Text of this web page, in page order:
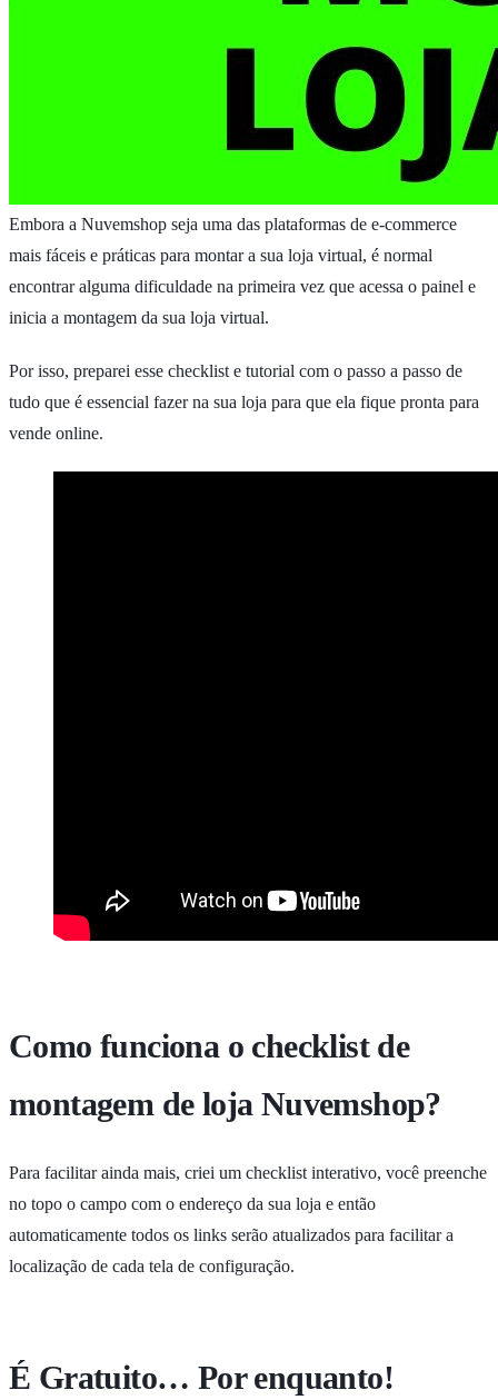
Embora a Nuvemshop seja uma das plataformas de e-commerce
mais fáceis e práticas para montar a sua loja virtual, é normal
encontrar alguma dificuldade na primeira vez que acessa o painel e
inicia a montagem da sua loja virtual.
Por isso, preparei esse checklist e tutorial com o passo a passo de
tudo que é essencial fazer na sua loja para que ela fique pronta para
vende online.
Como funciona o checklist de
montagem de loja Nuvemshop?
Para facilitar ainda mais, criei um checklist interativo, você preenche
no topo o campo com o endereço da sua loja e então
automaticamente todos os links serão atualizados para facilitar a
localização de cada tela de configuração.
É Gratuito… Por enquanto!